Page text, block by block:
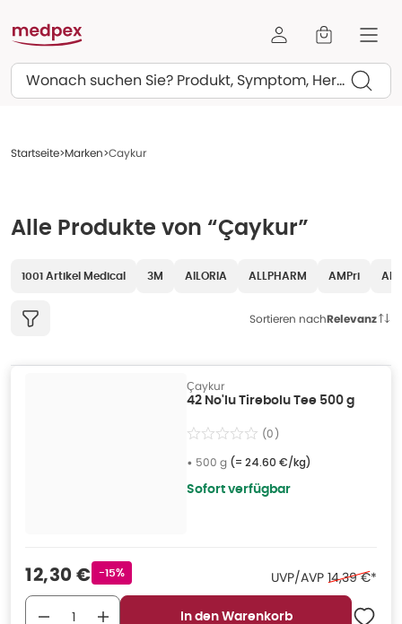
Suchen
Startseite Marken Caykur
Alle Produkte von “Çaykur”
1001 Artikel Medical 3M AILORIA ALLPHARM AMPri
Sortieren nachRelevanz
Çaykur
42 No'lu Tirebolu Tee 500 g
(0)
• 500 g (= 24.60 €/kg)
Sofort verfügbar
Verkaufspreis
12,30 € Rabattstempel
-15% UVP/AVP Ehemaliger
14,39 €*
In den Warenkorb